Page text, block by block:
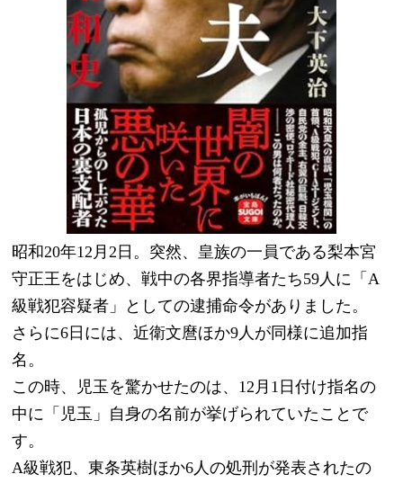
昭和20年12月2日。突然、皇族の一員である梨本宮
守正王をはじめ、戦中の各界指導者たち59人に「A
級戦犯容疑者」としての逮捕命令がありました。
さらに6日には、近衛文麿ほか9人が同様に追加指
名。
この時、児玉を驚かせたのは、12月1日付け指名の
中に「児玉」自身の名前が挙げられていたことで
す。
A級戦犯、東条英樹ほか6人の処刑が発表されたの